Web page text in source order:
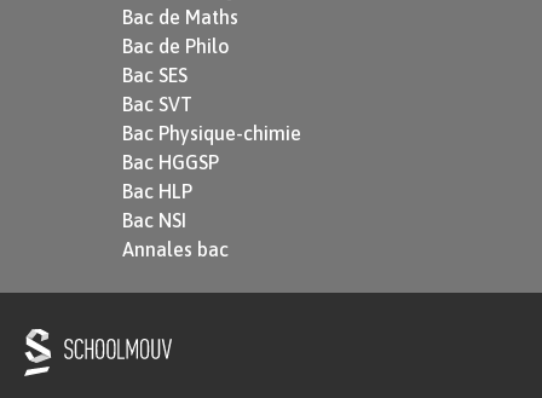
Bac de Maths
Bac de Philo
Bac SES
Bac SVT
Bac Physique-chimie
Bac HGGSP
Bac HLP
Bac NSI
Annales bac